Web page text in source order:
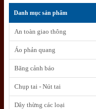
Danh mục sản phẩm
An toàn giao thông
Áo phản quang
Băng cảnh báo
Chụp tai - Nút tai
Dây thừng các loại